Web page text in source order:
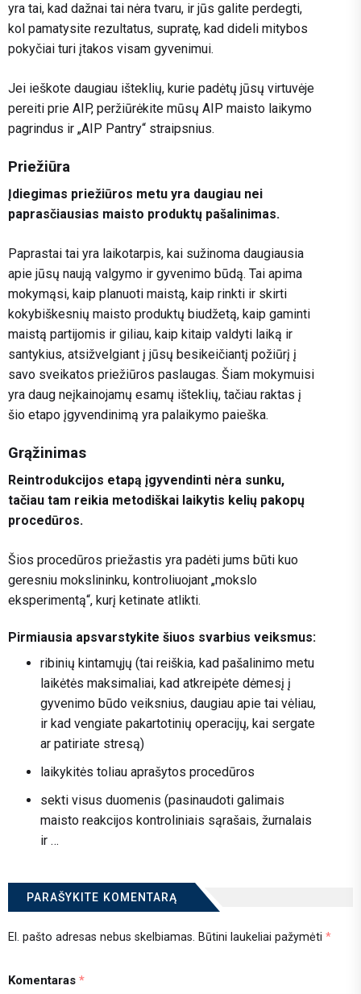
yra tai, kad dažnai tai nėra tvaru, ir jūs galite perdegti,
kol pamatysite rezultatus, supratę, kad dideli mitybos
pokyčiai turi įtakos visam gyvenimui.
Jei ieškote daugiau išteklių, kurie padėtų jūsų virtuvėje
pereiti prie AIP, peržiūrėkite mūsų AIP maisto laikymo
pagrindus ir „AIP Pantry“ straipsnius.
Priežiūra
Įdiegimas priežiūros metu yra daugiau nei
paprasčiausias maisto produktų pašalinimas.
Paprastai tai yra laikotarpis, kai sužinoma daugiausia
apie jūsų naują valgymo ir gyvenimo būdą. Tai apima
mokymąsi, kaip planuoti maistą, kaip rinkti ir skirti
kokybiškesnių maisto produktų biudžetą, kaip gaminti
maistą partijomis ir giliau, kaip kitaip valdyti laiką ir
santykius, atsižvelgiant į jūsų besikeičiantį požiūrį į
savo sveikatos priežiūros paslaugas. Šiam mokymuisi
yra daug neįkainojamų esamų išteklių, tačiau raktas į
šio etapo įgyvendinimą yra palaikymo paieška.
Grąžinimas
Reintrodukcijos etapą įgyvendinti nėra sunku,
tačiau tam reikia metodiškai laikytis kelių pakopų
procedūros.
Šios procedūros priežastis yra padėti jums būti kuo
geresniu mokslininku, kontroliuojant „mokslo
eksperimentą“, kurį ketinate atlikti.
Pirmiausia apsvarstykite šiuos svarbius veiksmus:
ribinių kintamųjų (tai reiškia, kad pašalinimo metu
laikėtės maksimaliai, kad atkreipėte dėmesį į
gyvenimo būdo veiksnius, daugiau apie tai vėliau,
ir kad vengiate pakartotinių operacijų, kai sergate
ar patiriate stresą)
laikykitės toliau aprašytos procedūros
sekti visus duomenis (pasinaudoti galimais
maisto reakcijos kontroliniais sąrašais, žurnalais
ir …
PARAŠYKITE KOMENTARĄ
El. pašto adresas nebus skelbiamas. Būtini laukeliai pažymėti *
Komentaras *